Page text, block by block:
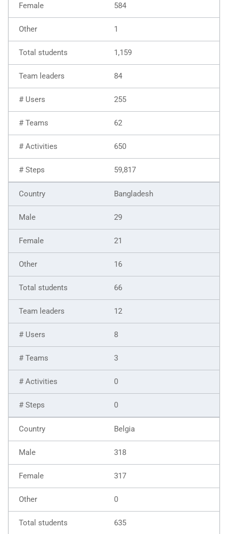
584
1
1,159
84
255
62
650
59,817
Bangladesh
29
21
16
66
12
8
3
0
0
Belgia
318
317
0
635